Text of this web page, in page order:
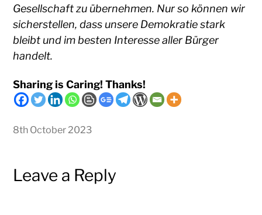
Gesellschaft zu übernehmen. Nur so können wir
sicherstellen, dass unsere Demokratie stark
bleibt und im besten Interesse aller Bürger
handelt.
Sharing is Caring! Thanks!
8th October 2023
Leave a Reply